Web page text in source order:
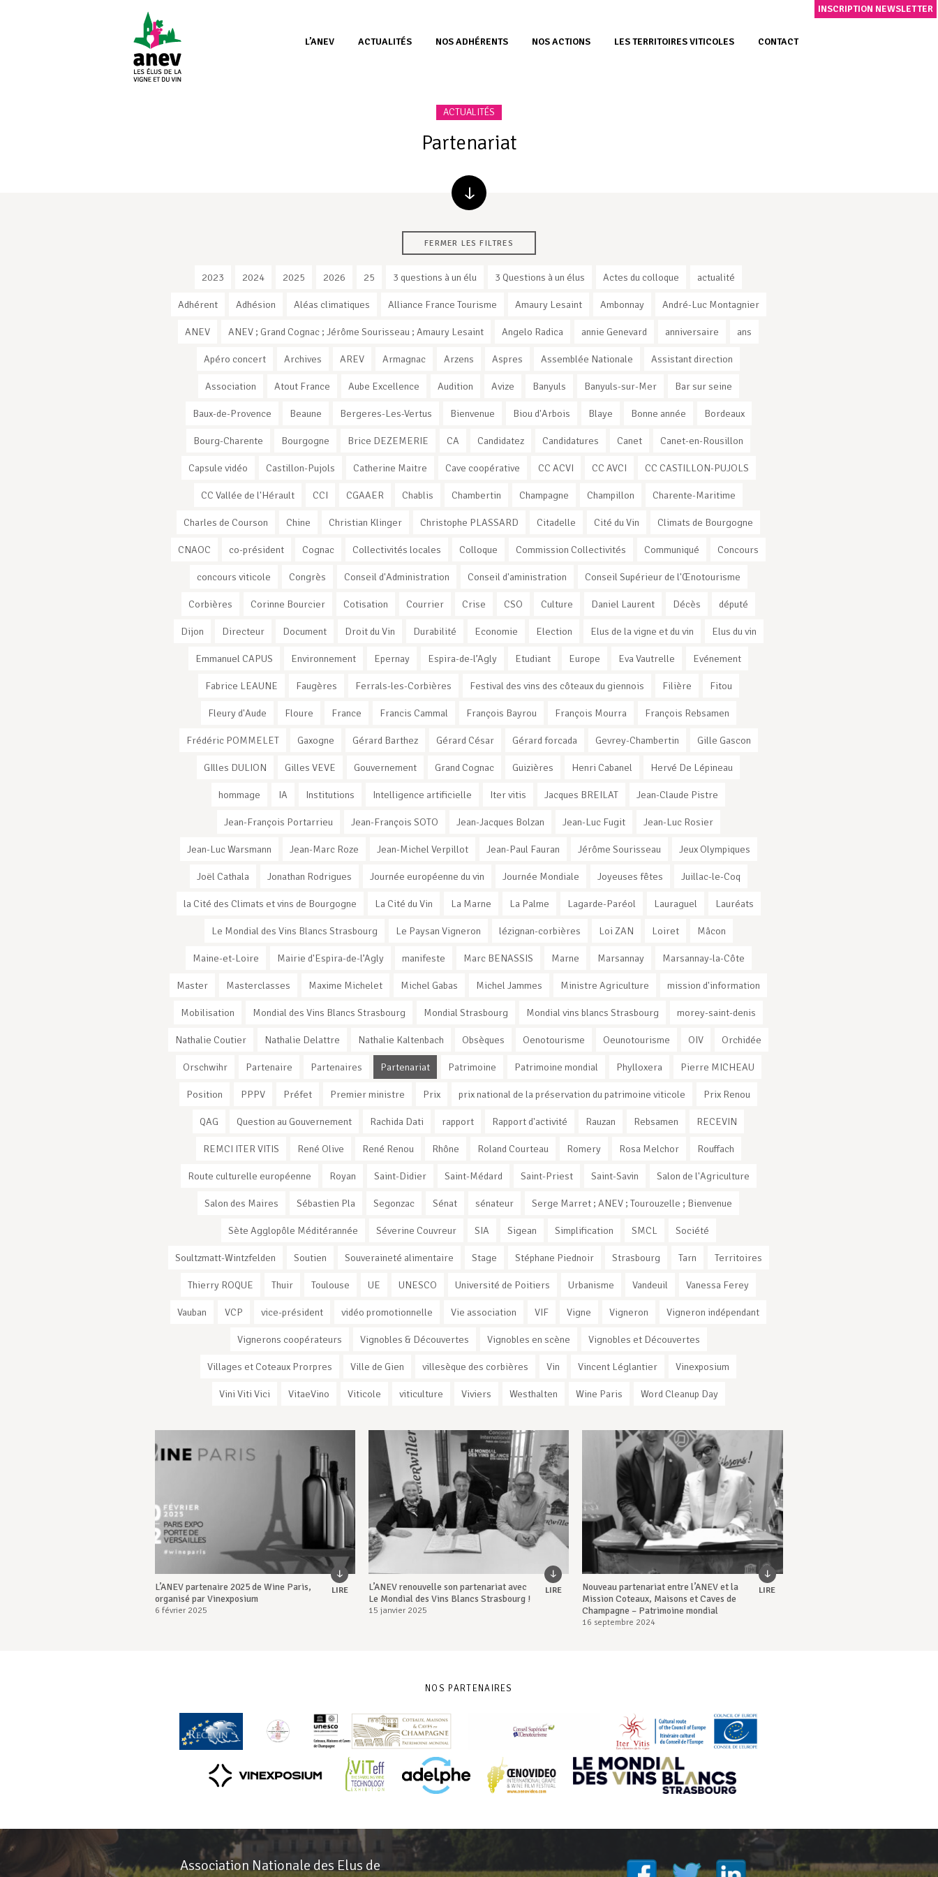
L’ANEV ACTUALITÉS NOS ADHÉRENTS NOS ACTIONS LES TERRITOIRES VITICOLES CONTACT
INSCRIPTION NEWSLETTER
ACTUALITÉS
Partenariat
FERMER LES FILTRES
2023 2024 2025 2026 25 3 questions à un élu 3 Questions à un élus Actes du colloque actualité
Adhérent Adhésion Aléas climatiques Alliance France Tourisme Amaury Lesaint Ambonnay André-Luc Montagnier
ANEV ANEV ; Grand Cognac ; Jérôme Sourisseau ; Amaury Lesaint Angelo Radica annie Genevard anniversaire ans
Apéro concert Archives AREV Armagnac Arzens Aspres Assemblée Nationale Assistant direction
Association Atout France Aube Excellence Audition Avize Banyuls Banyuls-sur-Mer Bar sur seine
Baux-de-Provence Beaune Bergeres-Les-Vertus Bienvenue Biou d'Arbois Blaye Bonne année Bordeaux
Bourg-Charente Bourgogne Brice DEZEMERIE CA Candidatez Candidatures Canet Canet-en-Rousillon
Capsule vidéo Castillon-Pujols Catherine Maitre Cave coopérative CC ACVI CC AVCI CC CASTILLON-PUJOLS
CC Vallée de l'Hérault CCI CGAAER Chablis Chambertin Champagne Champillon Charente-Maritime
Charles de Courson Chine Christian Klinger Christophe PLASSARD Citadelle Cité du Vin Climats de Bourgogne
CNAOC co-président Cognac Collectivités locales Colloque Commission Collectivités Communiqué Concours
concours viticole Congrès Conseil d'Administration Conseil d'aministration Conseil Supérieur de l'Œnotourisme
Corbières Corinne Bourcier Cotisation Courrier Crise CSO Culture Daniel Laurent Décès député
Dijon Directeur Document Droit du Vin Durabilité Economie Election Elus de la vigne et du vin Elus du vin
Emmanuel CAPUS Environnement Epernay Espira-de-l’Agly Etudiant Europe Eva Vautrelle Evénement
Fabrice LEAUNE Faugères Ferrals-les-Corbières Festival des vins des côteaux du giennois Filière Fitou
Fleury d'Aude Floure France Francis Cammal François Bayrou François Mourra François Rebsamen
Frédéric POMMELET Gaxogne Gérard Barthez Gérard César Gérard forcada Gevrey-Chambertin Gille Gascon
GIlles DULION Gilles VEVE Gouvernement Grand Cognac Guizières Henri Cabanel Hervé De Lépineau
hommage IA Institutions Intelligence artificielle Iter vitis Jacques BREILAT Jean-Claude Pistre
Jean-François Portarrieu Jean-François SOTO Jean-Jacques Bolzan Jean-Luc Fugit Jean-Luc Rosier
Jean-Luc Warsmann Jean-Marc Roze Jean-Michel Verpillot Jean-Paul Fauran Jérôme Sourisseau Jeux Olympiques
Joël Cathala Jonathan Rodrigues Journée européenne du vin Journée Mondiale Joyeuses fêtes Juillac-le-Coq
la Cité des Climats et vins de Bourgogne La Cité du Vin La Marne La Palme Lagarde-Paréol Lauraguel Lauréats
Le Mondial des Vins Blancs Strasbourg Le Paysan Vigneron lézignan-corbières Loi ZAN Loiret Mâcon
Maine-et-Loire Mairie d'Espira-de-l’Agly manifeste Marc BENASSIS Marne Marsannay Marsannay-la-Côte
Master Masterclasses Maxime Michelet Michel Gabas Michel Jammes Ministre Agriculture mission d'information
Mobilisation Mondial des Vins Blancs Strasbourg Mondial Strasbourg Mondial vins blancs Strasbourg morey-saint-denis
Nathalie Coutier Nathalie Delattre Nathalie Kaltenbach Obsèques Oenotourisme Oeunotourisme OIV Orchidée
Orschwihr Partenaire Partenaires Partenariat Patrimoine Patrimoine mondial Phylloxera Pierre MICHEAU
Position PPPV Préfet Premier ministre Prix prix national de la préservation du patrimoine viticole Prix Renou
QAG Question au Gouvernement Rachida Dati rapport Rapport d'activité Rauzan Rebsamen RECEVIN
REMCI ITER VITIS René Olive René Renou Rhône Roland Courteau Romery Rosa Melchor Rouffach
Route culturelle européenne Royan Saint-Didier Saint-Médard Saint-Priest Saint-Savin Salon de l'Agriculture
Salon des Maires Sébastien Pla Segonzac Sénat sénateur Serge Marret ; ANEV ; Tourouzelle ; Bienvenue
Sète Agglopôle Méditérannée Séverine Couvreur SIA Sigean Simplification SMCL Société
Soultzmatt-Wintzfelden Soutien Souveraineté alimentaire Stage Stéphane Piednoir Strasbourg Tarn Territoires
Thierry ROQUE Thuir Toulouse UE UNESCO Université de Poitiers Urbanisme Vandeuil Vanessa Ferey
Vauban VCP vice-président vidéo promotionnelle Vie association VIF Vigne Vigneron Vigneron indépendant
Vignerons coopérateurs Vignobles & Découvertes Vignobles en scène Vignobles et Découvertes
Villages et Coteaux Prorpres Ville de Gien villesèque des corbières Vin Vincent Léglantier Vinexposium
Vini Viti Vici VitaeVino Viticole viticulture Viviers Westhalten Wine Paris Word Cleanup Day
L’ANEV partenaire 2025 de Wine Paris,
organisé par Vinexposium
6 février 2025
LIRE
L’ANEV renouvelle son partenariat avec
Le Mondial des Vins Blancs Strasbourg !
15 janvier 2025
LIRE
Nouveau partenariat entre l’ANEV et la
Mission Coteaux, Maisons et Caves de
Champagne – Patrimoine mondial
16 septembre 2024
LIRE
NOS PARTENAIRES
Association Nationale des Elus de